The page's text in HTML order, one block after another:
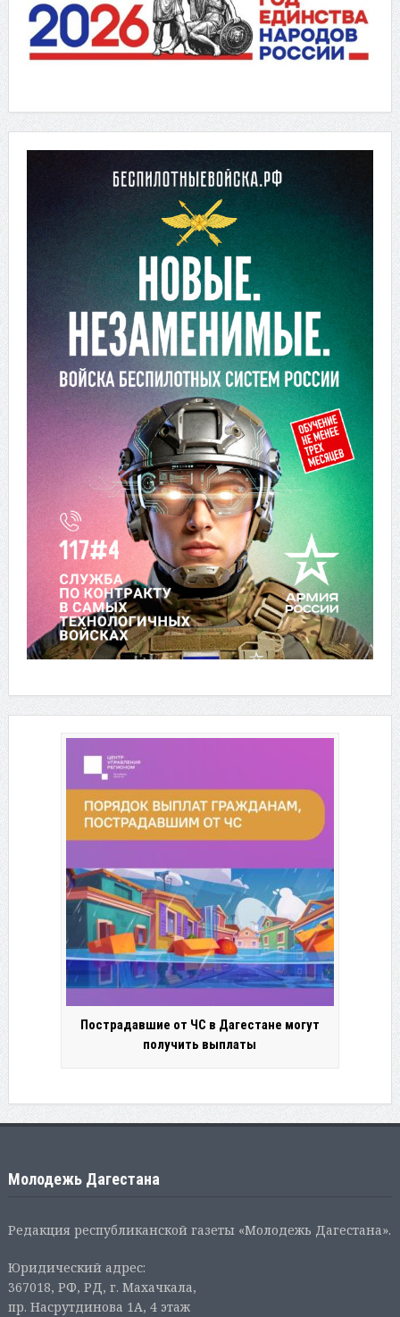
Пострадавшие от ЧС в Дагестане могут
получить выплаты
Молодежь Дагестана
Редакция республиканской газеты «Молодежь Дагестана».
Юридический адрес:
367018, РФ, РД, г. Махачкала,
пр. Насрутдинова 1А, 4 этаж